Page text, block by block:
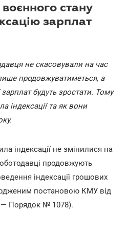
стану
зарплат
не скасовували на час
продовжуватиметься, а
будуть зростати. Тому
індексації та як вони
індексації не змінилися на
продовжують
індексації грошових
постановою КМУ від
— Порядок № 1078).